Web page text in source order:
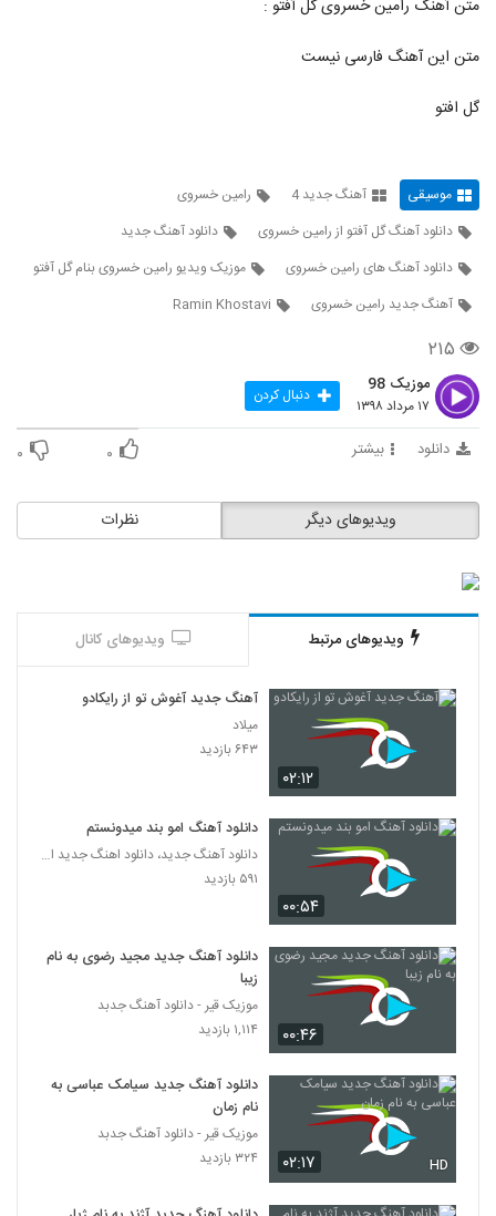
5424
۲۴۸ بازدید
حسین فروزان مهر آهنگ کنارم باش
5426
۲۵۱ بازدید
5427
موزیک زیبای چهل گیس از سهیل کیا
۲۱۷ بازدید
5428
5429
آهنگ وحید رمضانی بنام کابوس رفتن
5430
موزیک زیبای بیرحم از متین بند
۲۳۳ بازدید
5432
۲۴۴ بازدید
5433
آهنگ حمید پیروزنیا بنام باید ببینیمت
۳۰۳ بازدید
آهنگ آروند بنام آی از این عشق
5435
دانلود آهنگ رضا بهرام کاش (رمیکس)
۳۴۸ بازدید
Bemani Etefagh)
موزیک زیبای هردفعه از بهنام بیگی
دانلود آهنگ رضا حارس پیچ و تاب (Reza
متن آهنگ رامین خسروی گل آفتو :
متن این آهنگ فارسی نیست
گل افتو
موسیقی آهنگ جدید 4
رامین خسروی
دانلود آهنگ گل آفتو از رامین خسروی
دانلود آهنگ جدید
دانلود آهنگ های رامین خسروی
موزیک ویدیو رامین خسروی بنام گل آفتو
آهنگ جدید رامین خسروی
Ramin Khostavi
۲۱۵
موزیک 98
۱۷ مرداد ۱۳۹۸ دنبال کردن
دانلود بیشتر ۰ ۰
نظرات ویدیوهای دیگر
ویدیوهای مرتبط ویدیوهای کانال
۰۲:۱۲
آهنگ جدید آغوش تو از رایکادو
میلاد
۶۴۳ بازدید
۰۰:۵۴
دانلود آهنگ امو بند میدونستم
دانلود آهنگ جدید، دانلود اهنگ جدید ایرانی
۵۹۱ بازدید
۰۰:۴۶
دانلود آهنگ جدید مجید رضوی به نام
زیبا
موزیک قیر - دانلود آهنگ جدبد
۱,۱۱۴ بازدید
۰۲:۱۷ HD
دانلود آهنگ جدید سیامک عباسی به
نام زمان
موزیک قیر - دانلود آهنگ جدبد
۳۲۴ بازدید